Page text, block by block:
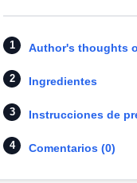
Author's thoughts
Ingredientes
Instrucciones de
Comentarios (0)